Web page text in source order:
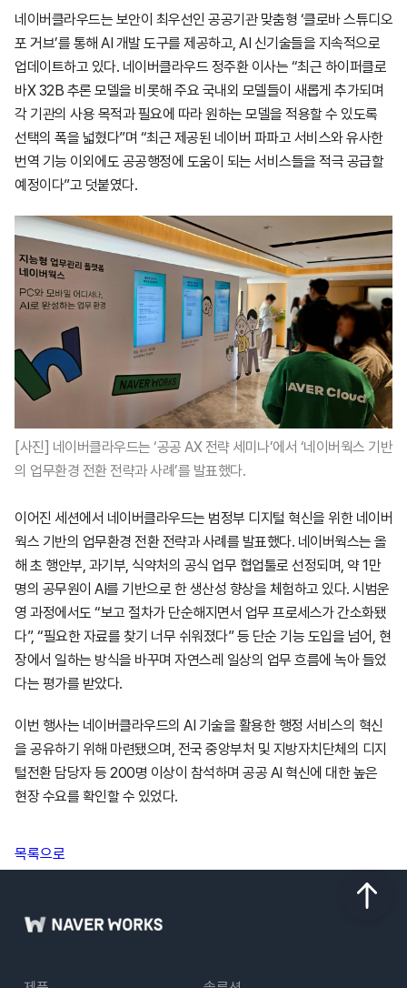
네이버클라우드는 보안이 최우선인 공공기관 맞춤형 ‘클로바 스튜디오
포 거브’를 통해 AI 개발 도구를 제공하고, AI 신기술들을 지속적으로
업데이트하고 있다. 네이버클라우드 정주환 이사는 “최근 하이퍼클로
바X 32B 추론 모델을 비롯해 주요 국내외 모델들이 새롭게 추가되며
각 기관의 사용 목적과 필요에 따라 원하는 모델을 적용할 수 있도록
선택의 폭을 넓혔다”며 “최근 제공된 네이버 파파고 서비스와 유사한
번역 기능 이외에도 공공행정에 도움이 되는 서비스들을 적극 공급할
예정이다”고 덧붙였다.
[사진] 네이버클라우드는 ‘공공 AX 전략 세미나’에서 ‘네이버웍스 기반
의 업무환경 전환 전략과 사례’를 발표했다.
이어진 세션에서 네이버클라우드는 범정부 디지털 혁신을 위한 네이버
웍스 기반의 업무환경 전환 전략과 사례를 발표했다. 네이버웍스는 올
해 초 행안부, 과기부, 식약처의 공식 업무 협업툴로 선정되며, 약 1만
명의 공무원이 AI를 기반으로 한 생산성 향상을 체험하고 있다. 시범운
영 과정에서도 “보고 절차가 단순해지면서 업무 프로세스가 간소화됐
다”, “필요한 자료를 찾기 너무 쉬워졌다” 등 단순 기능 도입을 넘어, 현
장에서 일하는 방식을 바꾸며 자연스레 일상의 업무 흐름에 녹아 들었
다는 평가를 받았다.
이번 행사는 네이버클라우드의 AI 기술을 활용한 행정 서비스의 혁신
을 공유하기 위해 마련됐으며, 전국 중앙부처 및 지방자치단체의 디지
털전환 담당자 등 200명 이상이 참석하며 공공 AI 혁신에 대한 높은
현장 수요를 확인할 수 있었다.
목록으로